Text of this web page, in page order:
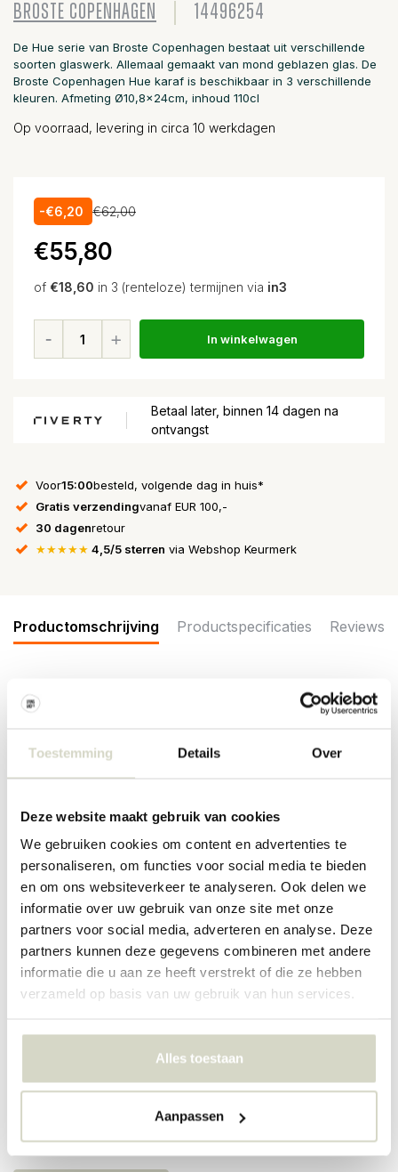
Toestemming Details Over
Deze website maakt gebruik van cookies
We gebruiken cookies om content en advertenties te
personaliseren, om functies voor social media te bieden
en om ons websiteverkeer te analyseren. Ook delen we
informatie over uw gebruik van onze site met onze
partners voor social media, adverteren en analyse. Deze
partners kunnen deze gegevens combineren met andere
informatie die u aan ze heeft verstrekt of die ze hebben
verzameld op basis van uw gebruik van hun services.
Alles toestaan
Aanpassen
BROSTE COPENHAGEN 14496254
De Hue serie van Broste Copenhagen bestaat uit verschillende
soorten glaswerk. Allemaal gemaakt van mond geblazen glas. De
Broste Copenhagen Hue karaf is beschikbaar in 3 verschillende
kleuren. Afmeting Ø10,8x24cm, inhoud 110cl
Op voorraad, levering in circa 10 werkdagen
-€6,20 €62,00
€55,80
of €18,60 in 3 (renteloze) termijnen via in3
In winkelwagen
Betaal later, binnen 14 dagen na
ontvangst
Voor15:00besteld, volgende dag in huis*
Gratis verzendingvanaf EUR 100,-
30 dagenretour
★★★★★ 4,5/5 sterren via Webshop Keurmerk
Productomschrijving Productspecificaties Reviews
De Hue serie van Broste Copenhagen bestaat uit verschillende
soorten glaswerk. Allemaal gemaakt van mond geblazen glas. De
kleuren. Afmeting Ø10,8x24cm, inhoud 110cl
Afmeting:Ø10,8 x hoogte 24cm
Materiaal: mond geblazen glas
PRODUCTSPECIFICATIES
Artikelnummer 14496254
SKU 14496254
EAN 5710688206117
Er zijn nog geen reviews geschreven over dit product..